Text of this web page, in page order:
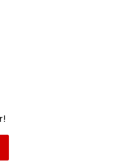
opslaan in deze browser
ik een reactie plaats.